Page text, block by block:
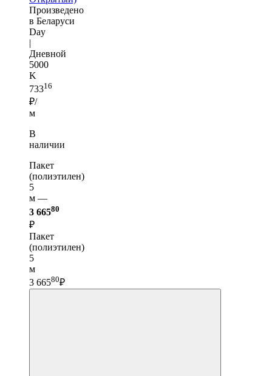
Произведено
в Беларуси
Day
|
Дневной
5000
K
73316
₽/
м
В
наличии
Пакет
(полиэтилен)
5
м —
3 66580
₽
Пакет
(полиэтилен)
5
м
3 66580₽